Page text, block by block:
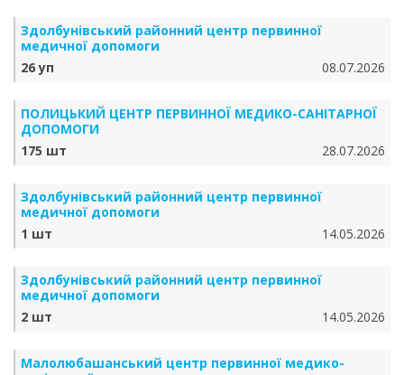
Здолбунівський районний центр первинної
медичної допомоги
26 уп
08.07.2026
ПОЛИЦЬКИЙ ЦЕНТР ПЕРВИННОЇ МЕДИКО-САНІТАРНОЇ
ДОПОМОГИ
175 шт
28.07.2026
Здолбунівський районний центр первинної
медичної допомоги
1 шт
14.05.2026
Здолбунівський районний центр первинної
медичної допомоги
2 шт
14.05.2026
Малолюбашанський центр первинної медико-